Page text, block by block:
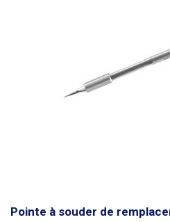
Pointe à souder de